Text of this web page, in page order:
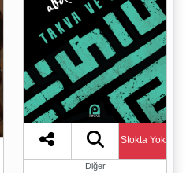
Stokta Yok
Diğer